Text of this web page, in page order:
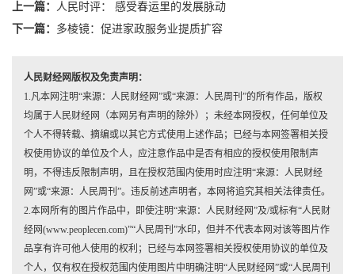
上一篇： 人民时评： 感受春运里的发展脉动
下一篇： 多棱镜：促进家政服务业提质扩容
人民财经网版权及免责声明：
1.凡本网注明“来源：人民财经网”或“来源：人民周刊”的所有作品，版权
均属于人民财经网（本网另有声明的除外）；未经本网授权，任何单位及
个人不得转载、摘编或以其它方式使用上述作品；已经与本网签署相关授
权使用协议的单位及个人，应注意作品中是否有相应的授权使用限制声
明，不得违反限制声明，且在授权范围内使用时应注明“来源：人民财经
网”或“来源：人民周刊”。违反前述声明者，本网将追究其相关法律责任。
2.本网所有的图片作品中，即使注明“来源：人民财经网”及/或标有“人民财
经网(www.peoplecen.com)”“人民周刊”水印，但并不代表本网对该等图片作
品享有许可他人使用的权利；已经与本网签署相关授权使用协议的单位及
个人，仅有权在授权范围内使用图片中明确注明“人民财经网”或“人民周刊